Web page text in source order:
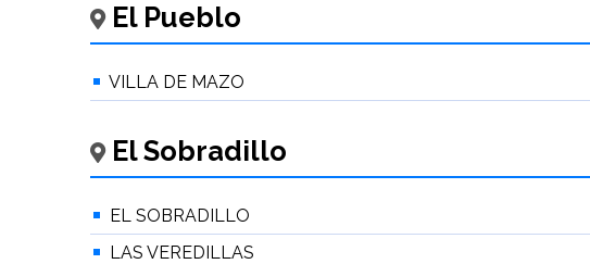
El Pueblo
VILLA DE MAZO
El Sobradillo
EL SOBRADILLO
LAS VEREDILLAS